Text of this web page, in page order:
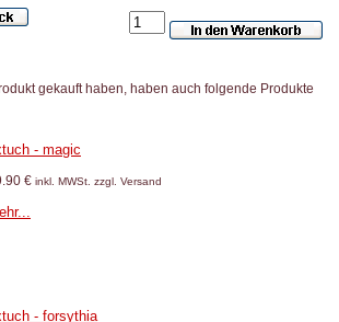
gekauft haben, haben auch folgende Produkte
- magic
€ inkl. MWSt. zzgl. Versand
- forsythia